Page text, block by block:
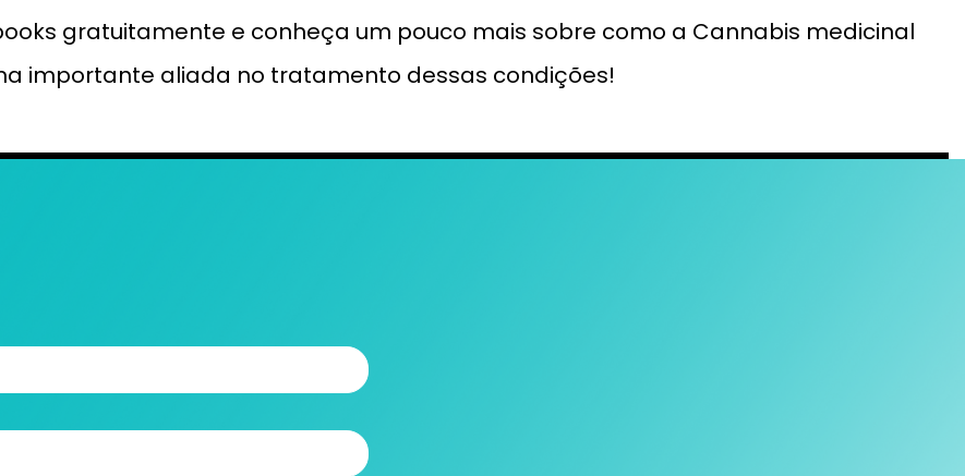
gratuitamente e conheça um pouco mais sobre como a Cannabis medicinal
importante aliada no tratamento dessas condições!